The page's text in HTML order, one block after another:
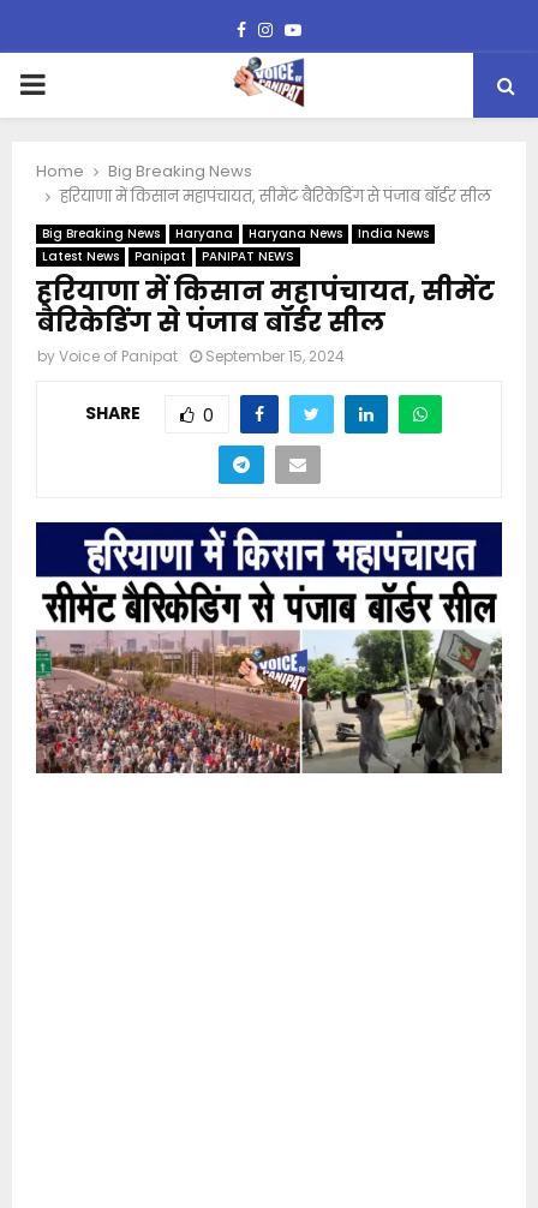
Facebook
Instagram
Youtube
PRIMARY
Home
Big Breaking News
हरियाणा में किसान महापंचायत, सीमेंट बैरिकेडिंग से पंजाब बॉर्डर सील
Big Breaking News Haryana Haryana News
India News
Latest News
Panipat PANIPAT NEWS
हरियाणा में किसान महापंचायत, सीमेंट
बैरिकेडिंग से पंजाब बॉर्डर सील
byVoice of Panipat September 15, 2024
SHARE 0